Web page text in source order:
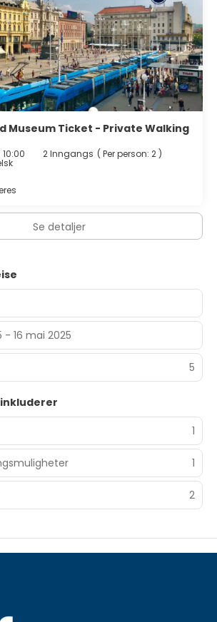
Museum Ticket - Private Walking
10:00 2 Inngangs ( Per person: 2 )
Se detaljer
- 16 mai 2025
5
1
1
2